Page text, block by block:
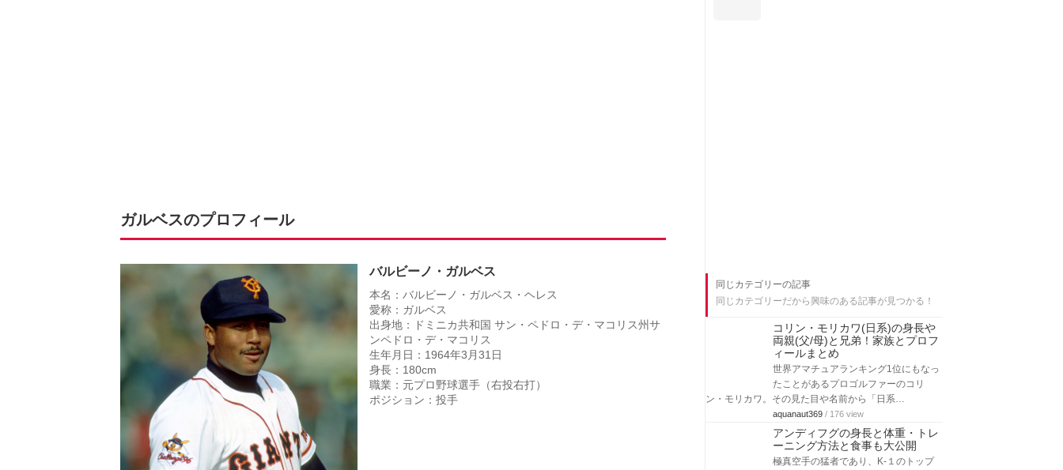
ガルベスのプロフィール
バルビーノ・ガルベス
本名：バルビーノ・ガルベス・ヘレス
愛称：ガルベス
出身地：ドミニカ共和国 サン・ペドロ・デ・マコリス州サ
ンペドロ・デ・マコリス
生年月日：1964年3月31日
身長：180cm
職業：元プロ野球選手（右投右打）
ポジション：投手
同じカテゴリーの記事
同じカテゴリーだから興味のある記事が見つかる！
コリン・モリカワ(日系)の身長や
両親(父/母)と兄弟！家族とプロフ
ィールまとめ
世界アマチュアランキング1位にもなっ
たことがあるプロゴルファーのコリ
ン・モリカワ。その見た目や名前から「日系…
aquanaut369 / 176 view
アンディフグの身長と体重・トレ
ーニング方法と食事も大公開
極真空手の猛者であり、K-１のトップ